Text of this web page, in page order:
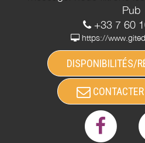
Pub
+33 7 60
https://
DISPONIBILITÉS/